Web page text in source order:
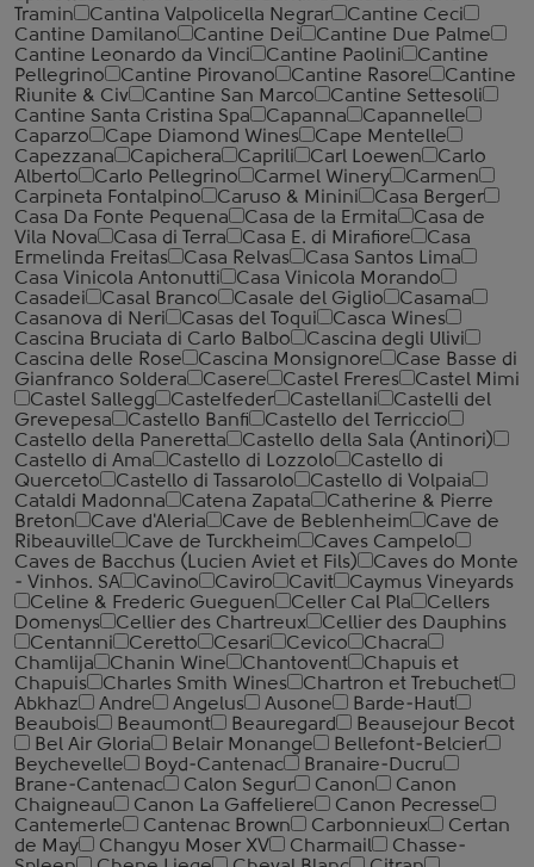
Tramin
Cantina Valpolicella Negrar
Cantine Ceci
Cantine Damilano
Cantine Dei
Cantine Due Palme
Cantine Leonardo da Vinci
Cantine Paolini
Cantine
Pellegrino
Cantine Pirovano Cantine Rasore
Cantine
Riunite & Civ
Cantine San Marco
Cantine Settesoli
Cantinе Santa Cristina Spa
Capanna
Capannelle
Caparzo
Cape Diamond Wines
Cape Mentelle
Capezzana
Capichera Caprili Carl Loewen
Carlo
Alberto
Carlo Pellegrino Carmel Winery
Carmen
Carpineta Fontalpino
Caruso & Minini
Casa Berger
Casa Da Fonte Pequena
Casa de la Ermita
Casa de
Vila Nova
Casa di Terra Casa E. di Mirafiore
Casa
Ermelinda Freitas
Casa Relvas
Casa Santos Lima
Casa Vinicola Antonutti
Casa Vinicola Morando
Casadei
Casal Branco Casale del Giglio
Casama
Casanova di Neri
Casas del Toqui
Casca Wines
Cascina Bruciata di Carlo Balbo
Cascina degli Ulivi
Cascina delle Rose
Cascina Monsignore
Case Basse di
Gianfranco Soldera
Casere Castel Freres
Castel Mimi
Castel Sallegg
Castelfeder Castellani
Castelli del
Grevepesa
Castello Banfi
Castello del Terriccio
Castello della Paneretta
Castello della Sala (Antinori)
Castello di Ama
Castello di Lozzolo
Castello di
Querceto
Castello di Tassarolo
Castello di Volpaia
Cataldi Madonna
Catena Zapata
Catherine & Pierre
Breton
Cave d'Aleria Cave de Beblenheim
Cave de
Ribeauville
Cave de Turckheim
Caves Campelo
Caves de Bacchus (Lucien Aviet et Fils)
Caves do Monte
- Vinhos. SA
Cavino Caviro Cavit
Caymus Vineyards
Celine & Frederic Gueguen
Celler Cal Pla
Cellers
Domenys
Cellier des Chartreux
Cellier des Dauphins
Centanni
Ceretto Cesari Cevico
Chacra
Chamlija
Chanin Wine Chantovent
Chapuis et
Chapuis
Charles Smith Wines
Chartron et Trebuchet
Abkhaz
Andre Angelus Ausone
Barde-Haut
Beaubois
Beaumont Beauregard
Beausejour Becot
Bel Air Gloria
Belair Monange
Bellefont-Belcier
Beychevelle
Boyd-Cantenac
Branaire-Ducru
Brane-Cantenac
Calon Segur Canon
Canon
Chaigneau
Canon La Gaffeliere
Canon Pecresse
Cantemerle
Cantenac Brown Carbonnieux
Certan
de May
Changyu Moser XV Charmail
Chasse-